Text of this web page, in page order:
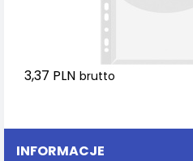
3,37 PLN brutto
INFORMACJE